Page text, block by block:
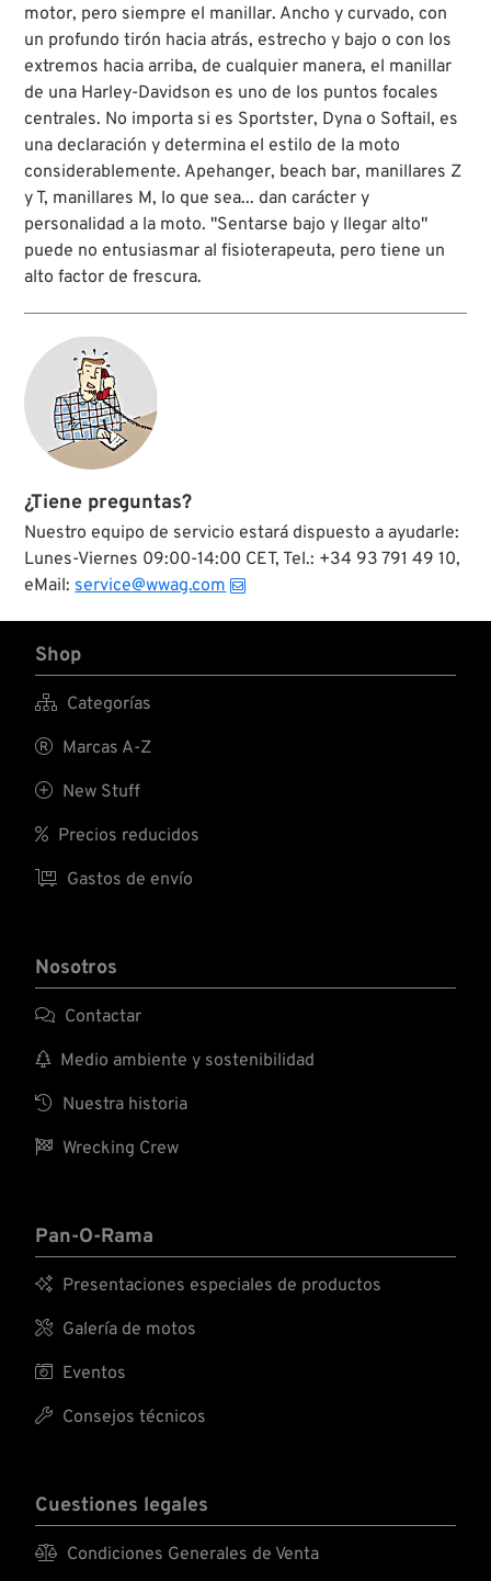
motor, pero siempre el manillar. Ancho y curvado, con
un profundo tirón hacia atrás, estrecho y bajo o con los
extremos hacia arriba, de cualquier manera, el manillar
de una Harley-Davidson es uno de los puntos focales
centrales. No importa si es Sportster, Dyna o Softail, es
una declaración y determina el estilo de la moto
considerablemente. Apehanger, beach bar, manillares Z
y T, manillares M, lo que sea... dan carácter y
personalidad a la moto. "Sentarse bajo y llegar alto"
puede no entusiasmar al fisioterapeuta, pero tiene un
alto factor de frescura.
¿Tiene preguntas?
Nuestro equipo de servicio estará dispuesto a ayudarle:
Lunes-Viernes 09:00-14:00 CET, Tel.: +34 93 791 49 10,
eMail: service@wwag.com
Shop
 Categorías
 Marcas A-Z
 New Stuff
 Precios reducidos
 Gastos de envío
Nosotros
 Contactar
 Medio ambiente y sostenibilidad
 Nuestra historia
 Wrecking Crew
Pan-O-Rama
 Presentaciones especiales de productos
 Galería de motos
 Eventos
 Consejos técnicos
Cuestiones legales
 Condiciones Generales de Venta